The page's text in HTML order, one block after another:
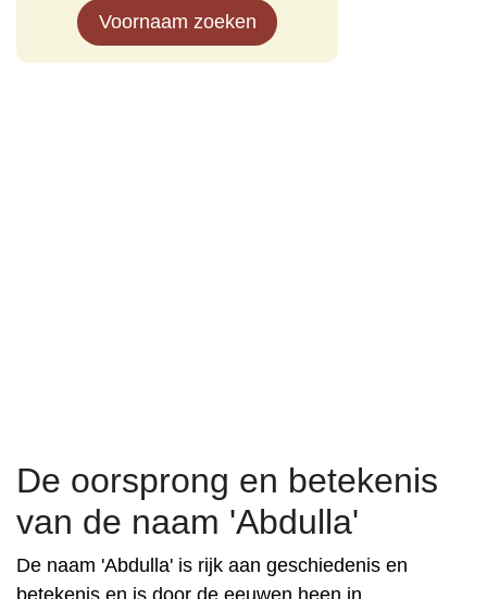
Voornaam zoeken
De oorsprong en betekenis
van de naam 'Abdulla'
De naam 'Abdulla' is rijk aan geschiedenis en
betekenis en is door de eeuwen heen in